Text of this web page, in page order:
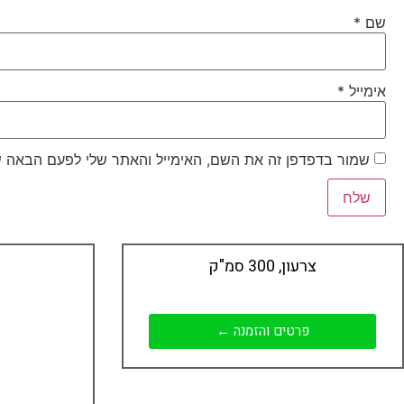
שם *
אימייל *
שמור בדפדפן זה את השם, האימייל והאתר שלי לפעם הבאה
צרעון, 300 סמ"ק
פרטים והזמנה ←